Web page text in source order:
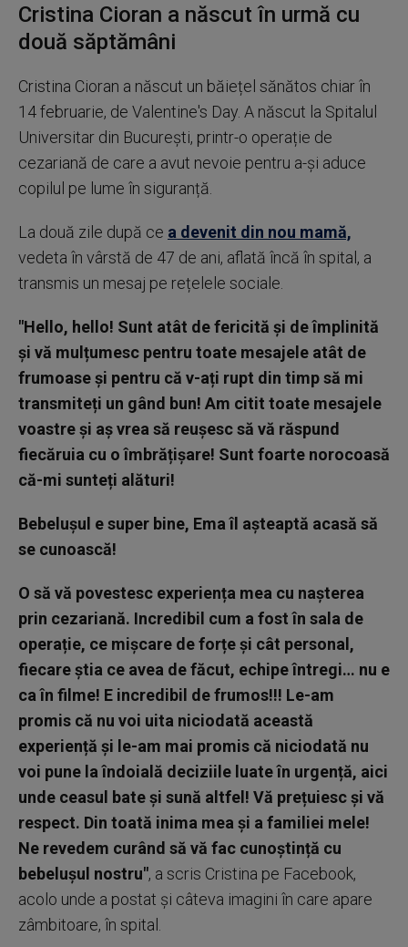
Cristina Cioran a născut în urmă cu
două săptămâni
Cristina Cioran a născut un băiețel sănătos chiar în
14 februarie, de Valentine's Day. A născut la Spitalul
Universitar din București, printr-o operație de
cezariană de care a avut nevoie pentru a-și aduce
copilul pe lume în siguranță.
La două zile după ce a devenit din nou mamă,
vedeta în vârstă de 47 de ani, aflată încă în spital, a
transmis un mesaj pe rețelele sociale.
"Hello, hello! Sunt atât de fericită și de împlinită
și vă mulțumesc pentru toate mesajele atât de
frumoase și pentru că v-ați rupt din timp să mi
transmiteți un gând bun! Am citit toate mesajele
voastre și aș vrea să reușesc să vă răspund
fiecăruia cu o îmbrățișare! Sunt foarte norocoasă
că-mi sunteți alături!
Bebelușul e super bine, Ema îl așteaptă acasă să
se cunoască!
O să vă povestesc experiența mea cu nașterea
prin cezariană. Incredibil cum a fost în sala de
operație, ce mișcare de forțe și cât personal,
fiecare știa ce avea de făcut, echipe întregi… nu e
ca în filme! E incredibil de frumos!!! Le-am
promis că nu voi uita niciodată această
experiență și le-am mai promis că niciodată nu
voi pune la îndoială deciziile luate în urgență, aici
unde ceasul bate și sună altfel! Vă prețuiesc și vă
respect. Din toată inima mea și a familiei mele!
Ne revedem curând să vă fac cunoștință cu
bebelușul nostru", a scris Cristina pe Facebook,
acolo unde a postat și câteva imagini în care apare
zâmbitoare, în spital.